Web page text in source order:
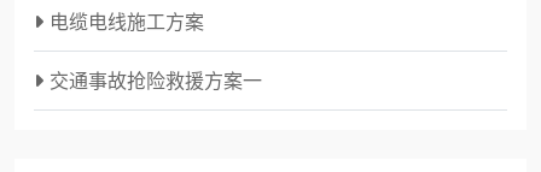
电缆电线施工方案
交通事故抢险救援方案一